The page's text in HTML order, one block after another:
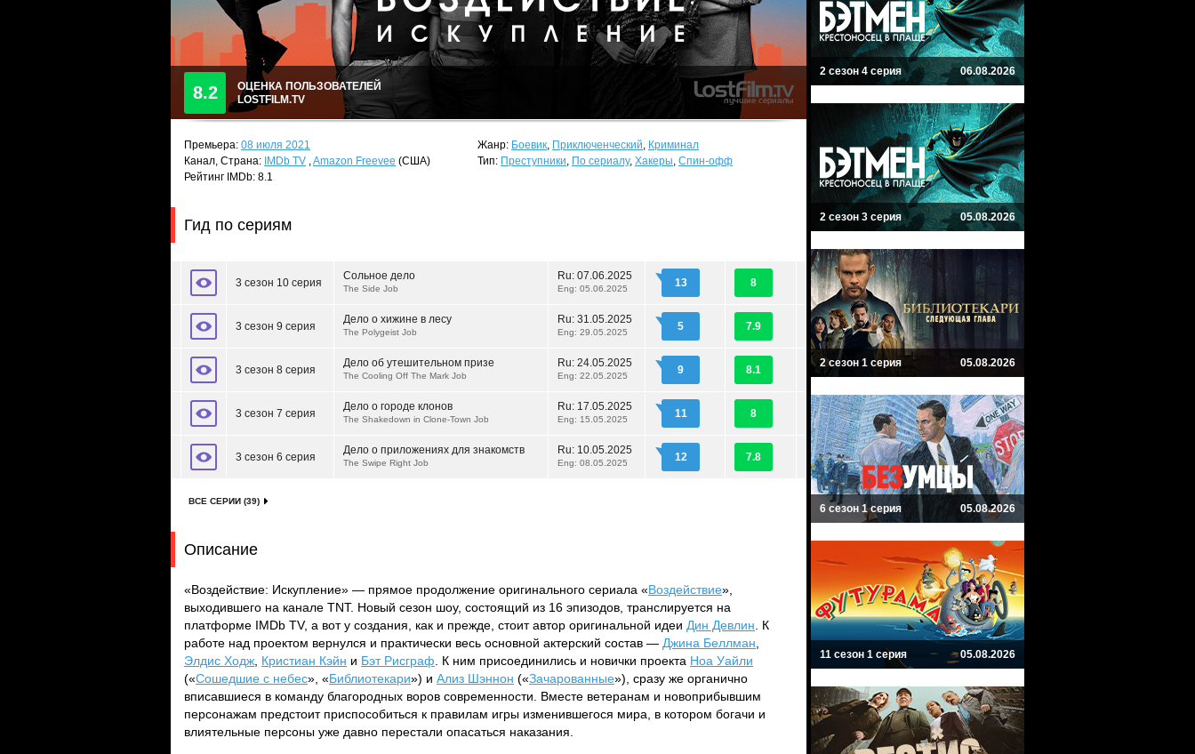
8.2
ОЦЕНКА ПОЛЬЗОВАТЕЛЕЙ
LOSTFILM.TV
Премьера: 08 июля 2021
Канал, Страна: IMDb TV ,Amazon Freevee (США)
Рейтинг IMDb: 8.1
Жанр: Боевик, Приключенческий, Криминал
Тип: Преступники, По сериалу, Хакеры, Спин-офф
Гид по сериям
3 сезон 10 серия
Сольное дело
The Side Job
Ru: 07.06.2025
Eng: 05.06.2025 13 8
3 сезон 9 серия
Дело о хижине в лесу
The Polygeist Job
Ru: 31.05.2025
Eng: 29.05.2025 5 7.9
3 сезон 8 серия
Дело об утешительном призе
The Cooling Off The Mark Job
Ru: 24.05.2025
Eng: 22.05.2025 9 8.1
3 сезон 7 серия
Дело о городе клонов
The Shakedown in Clone-Town Job
Ru: 17.05.2025
Eng: 15.05.2025 11 8
3 сезон 6 серия
Дело о приложениях для знакомств
The Swipe Right Job
Ru: 10.05.2025
Eng: 08.05.2025 12 7.8
ВСЕ СЕРИИ (39)
Описание
«Воздействие: Искупление» — прямое продолжение оригинального сериала «Воздействие»,
выходившего на канале TNT. Новый сезон шоу, состоящий из 16 эпизодов, транслируется на
платформе IMDb TV, а вот у создания, как и прежде, стоит автор оригинальной идеи Дин Девлин . К
работе над проектом вернулся и практически весь основной актерский состав — Джина Беллман
Элдис Ходж Кристиан Кэйн и Бэт Рисграф . К ним присоединились и новички проекта Ноа Уайли
(«Сошедшие с небес», «Библиотекари») и Ализ Шэннон («Зачарованные»), сразу же органично
вписавшиеся в команду благородных воров современности. Вместе ветеранам и новоприбывшим
персонажам предстоит приспособиться к правилам игры изменившегося мира, в котором богачи и
влиятельные персоны уже давно перестали опасаться наказания.
2 сезон 4 серия 06.08.2026
2 сезон 3 серия 05.08.2026
2 сезон 1 серия 05.08.2026
6 сезон 1 серия 05.08.2026
11 сезон 1 серия 05.08.2026